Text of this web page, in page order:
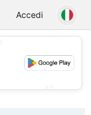
Accedi